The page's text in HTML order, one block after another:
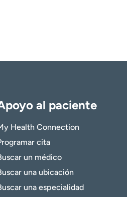
al paciente
Health Connection
cita
un médico
una ubicación
una especialidad